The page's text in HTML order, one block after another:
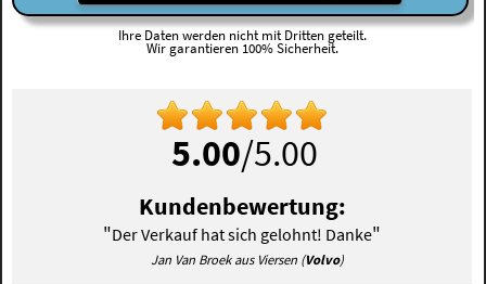
Ihre Daten werden nicht mit Dritten geteilt.
Wir garantieren 100% Sicherheit.
5.00/5.00
Kundenbewertung:
"Der Verkauf hat sich gelohnt! Danke"
Jan Van Broek aus Viersen (Volvo)